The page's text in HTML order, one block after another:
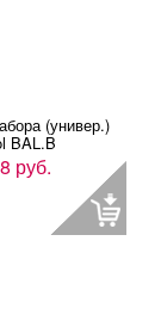
(универ.)
BAL.B
руб.